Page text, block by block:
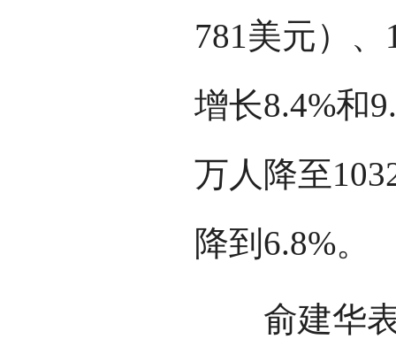
781美元）
增长8.4%和
万人降至
降到6.8%。
俞建华表